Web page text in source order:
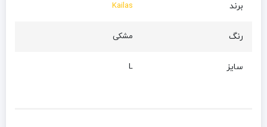
برند Kailas
رنگ مشکی
سایز L